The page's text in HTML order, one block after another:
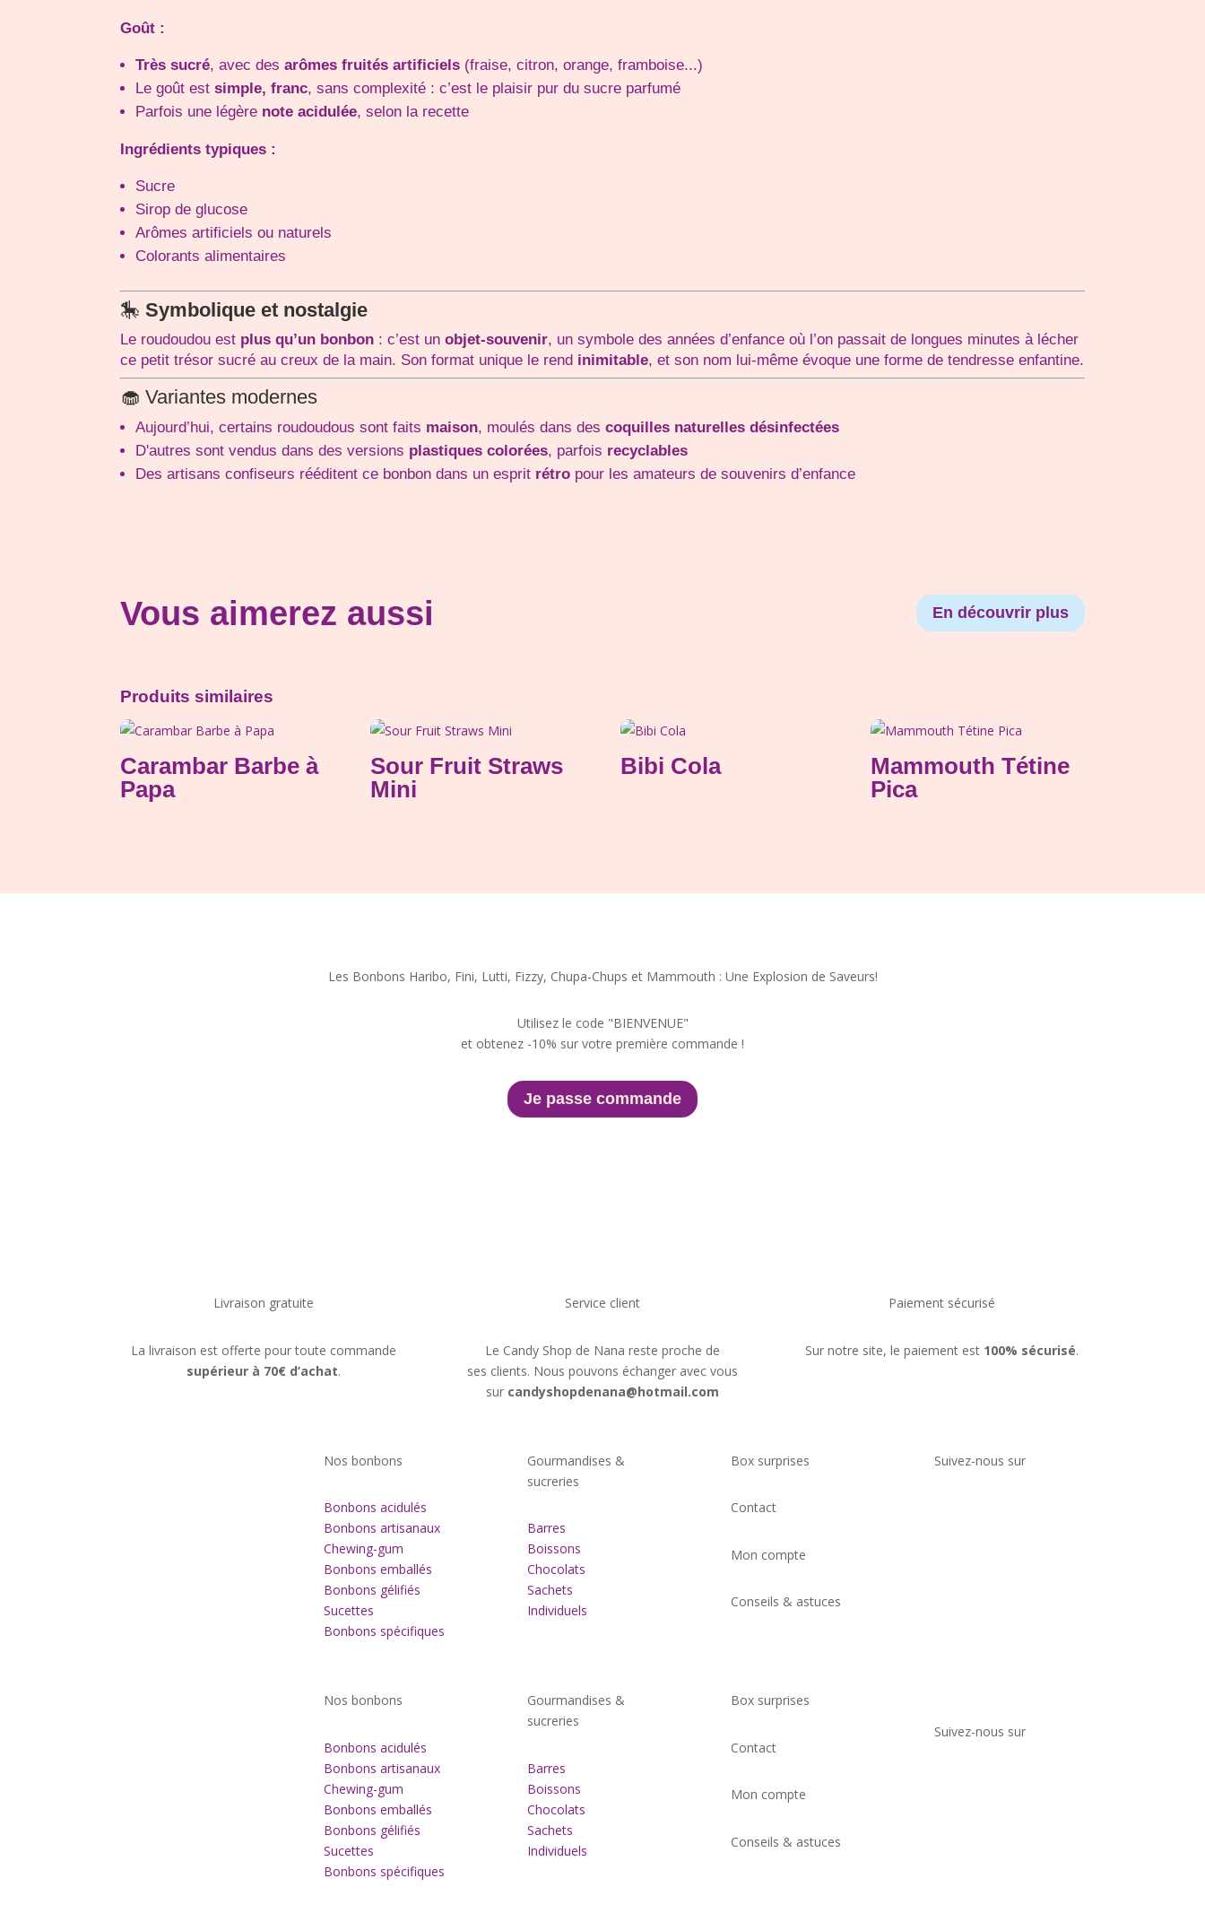
Goût :
Très sucré, avec desarômes fruités artificiels (fraise, citron, orange, framboise...)
Le goût estsimple, franc, sans complexité : c’est le plaisir pur du sucre parfumé
Parfois une légère note acidulée, selon la recette
Ingrédients typiques :
Sucre
Sirop de glucose
Arômes artificiels ou naturels
Colorants alimentaires
🎠Symbolique et nostalgie
Le roudoudou est plus qu’un bonbon : c’est unobjet-souvenir, un symbole des années d’enfance où l’on passait de longues minutes à lécher
ce petit trésor sucré au creux de la main. Son format unique le rend inimitable, et son nom lui-même évoque une forme de tendresse enfantine.
🧁 Variantes modernes
Aujourd’hui, certains roudoudous sont faits maison, moulés dans descoquilles naturelles désinfectées
D'autres sont vendus dans des versions plastiques colorées, parfois recyclables
Des artisans confiseurs rééditent ce bonbon dans un esprit rétro pour les amateurs de souvenirs d’enfance
Vous aimerez aussi En découvrir plus
Produits similaires
Carambar Barbe à
Papa
Sour Fruit Straws
Mini
Bibi Cola
Mammouth Tétine
Pica
Les Bonbons Haribo, Fini, Lutti, Fizzy, Chupa-Chups et Mammouth : Une Explosion de Saveurs!
Utilisez le code "BIENVENUE"
et obtenez -10% sur votre première commande !
Je passe commande
Livraison gratuite
La livraison est offerte pour toute commande
supérieur à 70€ d’achat.
Service client
Le Candy Shop de Nana reste proche de
ses clients. Nous pouvons échanger avec vous
sur candyshopdenana@hotmail.com
Paiement sécurisé
Sur notre site, le paiement est 100% sécurisé.
Nos bonbons
Bonbons acidulés
Bonbons artisanaux
Chewing-gum
Bonbons emballés
Bonbons gélifiés
Sucettes
Bonbons spécifiques
Gourmandises &
sucreries
Barres
Boissons
Chocolats
Sachets
Individuels
Box surprises
Contact
Mon compte
Conseils & astuces
Suivez-nous sur
Nos bonbons
Bonbons acidulés
Bonbons artisanaux
Chewing-gum
Bonbons emballés
Bonbons gélifiés
Sucettes
Bonbons spécifiques
Gourmandises &
sucreries
Barres
Boissons
Chocolats
Sachets
Individuels
Box surprises
Contact
Mon compte
Conseils & astuces
Suivez-nous sur